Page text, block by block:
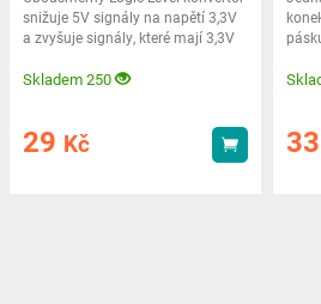
snižuje 5V signály na napětí 3,3V
a zvyšuje signály, které mají 3,3V
Skladem 250
29 Kč Koupit 33